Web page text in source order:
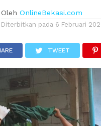
Oleh OnlineBekasi.com
Diterbitkan pada 6 Februari
TWEET